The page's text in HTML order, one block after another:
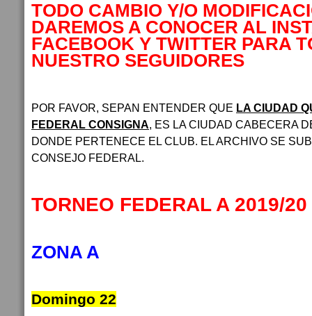
TODO CAMBIO Y/O
DAREMOS A CONOCER AL
FACEBOOK Y TWITTER PARA
NUESTRO SEGUIDORES
POR FAVOR, SEPAN ENTENDER QUE LA CIUDAD
FEDERAL CONSIGNA, ES LA CIUDAD CABECERA
DONDE PERTENECE EL CLUB. EL ARCHIVO SE
CONSEJO FEDERAL.
TORNEO FEDERAL A 2019/
ZONA A
Domingo 22